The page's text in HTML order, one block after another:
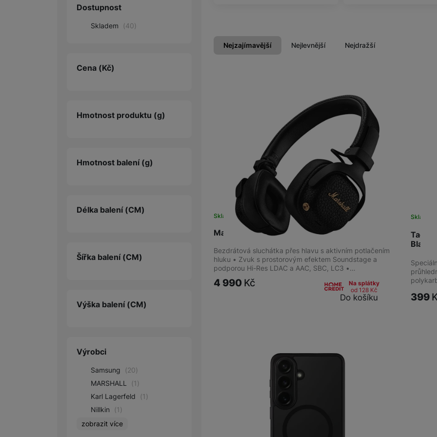
Příslušenství
Domácí spotřebiče
Vrácené zboží
Cashback
Nejzajímavější Nejlevnější Nejdražší
Dostupnost
Skladem (40)
Cena (Kč)
Hmotnost produktu (g)
Hmotnost balení (g)
Délka balení (CM)
Šířka balení (CM)
Výška balení (CM)
Výrobci
Samsung (20)
MARSHALL
(1)
Karl Lagerfeld
(1)
Nillkin
(1)
zobrazit více
Marshall Milton A.N.C. Black
Skladem
Bezdrátová sluchátka přes hlavu s aktivním potlačením
hluku • Zvuk s prostorovým efektem Soundstage a
podporou Hi-Res LDAC a AAC, SBC, LC3 •…
4 990 Kč
Na splátky
od 128 Kč
Do košíku
Black/
Skladem
399